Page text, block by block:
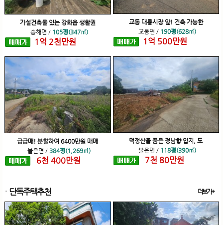
가설건축물 있는 강화읍 생활권
송해면 / 105평(347㎡)
1 억 2천만원
교동 대룡시장 앞! 건축 가능한
교동면 / 190평(628㎡)
1 억 500만원
급급매! 분할하여 6400만원 매매
불은면 / 384평(1,269㎡)
6천 400만원
덕정산을 품은 정남향 입지, 도
불은면 / 118평(390㎡)
7천 80만원
단독주택추천 더보기+